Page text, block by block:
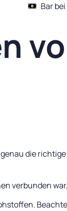
Bar
die
verbunden